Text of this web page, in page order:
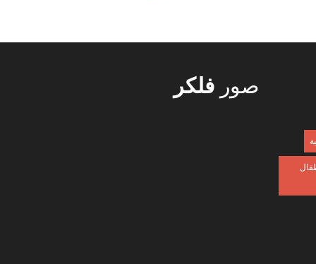
صور فلكر